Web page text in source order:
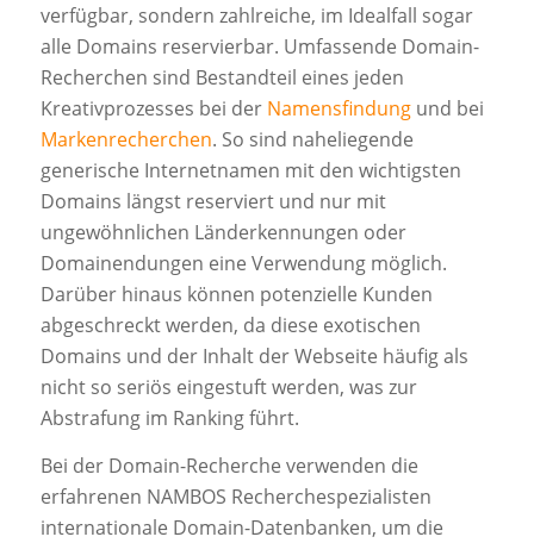
verfügbar, sondern zahlreiche, im Idealfall sogar
alle Domains reservierbar. Umfassende Domain-
Recherchen sind Bestandteil eines jeden
Kreativprozesses bei der Namensfindungund bei
Markenrecherchen. So sind naheliegende
generische Internetnamen mit den wichtigsten
Domains längst reserviert und nur mit
ungewöhnlichen Länderkennungen oder
Domainendungen eine Verwendung möglich.
Darüber hinaus können potenzielle Kunden
abgeschreckt werden, da diese exotischen
Domains und der Inhalt der Webseite häufig als
nicht so seriös eingestuft werden, was zur
Abstrafung im Ranking führt.
Bei der Domain-Recherche verwenden die
erfahrenen NAMBOS Recherchespezialisten
internationale Domain-Datenbanken, um die